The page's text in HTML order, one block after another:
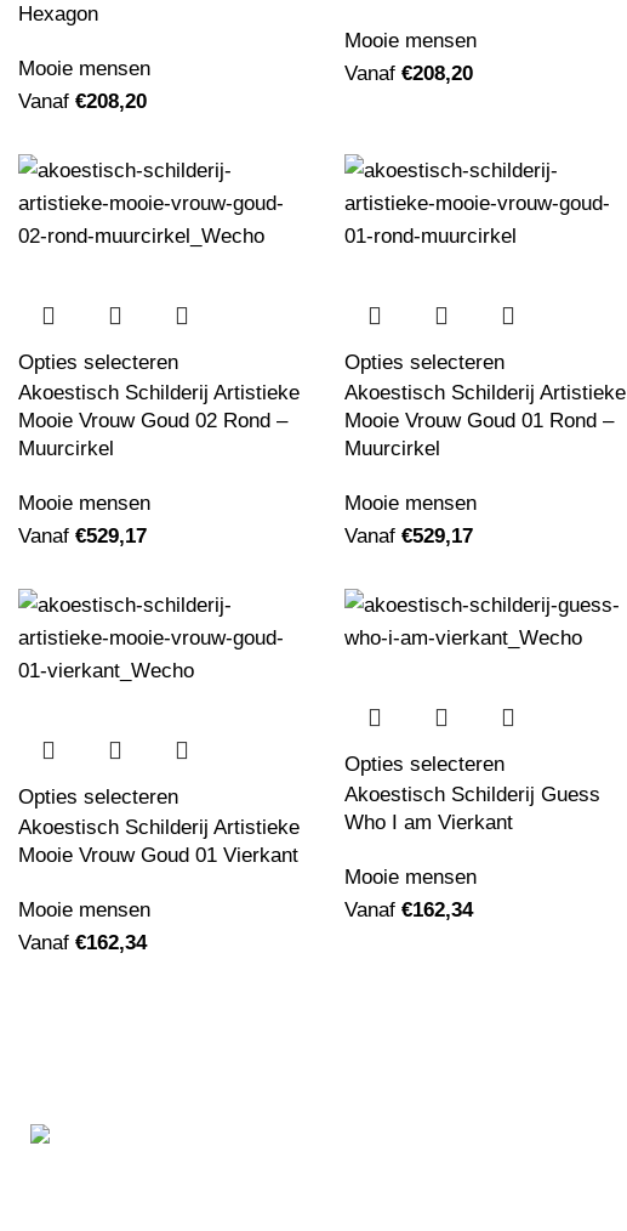
Hexagon
Mooie mensen
Vanaf €208,20
Mooie mensen
Vanaf €208,20
Opties selecteren
Akoestisch Schilderij Artistieke
Mooie Vrouw Goud 02 Rond –
Muurcirkel
Mooie mensen
Vanaf €529,17
Opties selecteren
Akoestisch Schilderij Artistieke
Mooie Vrouw Goud 01 Rond –
Muurcirkel
Mooie mensen
Vanaf €529,17
Opties selecteren
Akoestisch Schilderij Artistieke
Mooie Vrouw Goud 01 Vierkant
Mooie mensen
Vanaf €162,34
Opties selecteren
Akoestisch Schilderij Guess
Who I am Vierkant
Mooie mensen
Vanaf €162,34